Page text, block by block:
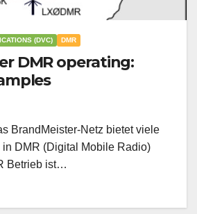
(DVC) DMR
DMR operating:
BrandMeister-Netz bietet viele
in DMR (Digital Mobile Radio)
Betrieb ist…